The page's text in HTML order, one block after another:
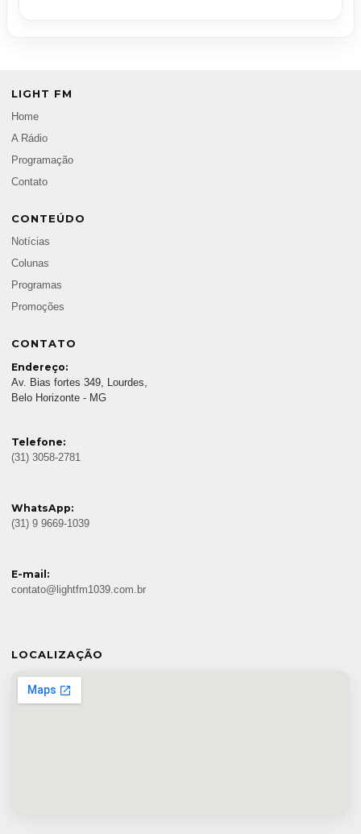
LIGHT FM
Home
A Rádio
Programação
Contato
CONTEÚDO
Notícias
Colunas
Programas
Promoções
CONTATO
Endereço:
Av. Bias fortes 349, Lourdes,
Belo Horizonte - MG
Telefone:
(31) 3058-2781
WhatsApp:
(31) 9 9669-1039
E-mail:
contato@lightfm1039.com.br
LOCALIZAÇÃO